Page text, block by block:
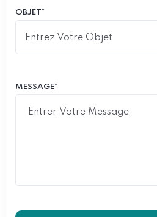
OBJET*
MESSAGE*